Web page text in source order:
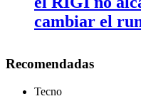
cambiar el
Recomendadas
Tecno